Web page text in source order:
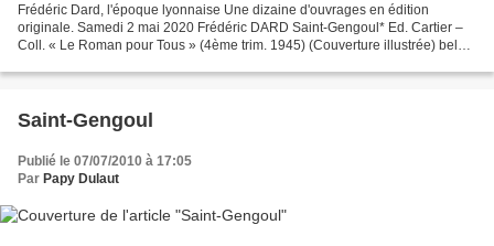
Frédéric Dard, l'époque lyonnaise Une dizaine d'ouvrages en édition
originale. Samedi 2 mai 2020 Frédéric DARD Saint-Gengoul* Ed. Cartier –
Coll. « Le Roman pour Tous » (4ème trim. 1945) (Couverture illustrée) bel
Saint-Gengoul
Publié le 07/07/2010 à 17:05
Par Papy Dulaut